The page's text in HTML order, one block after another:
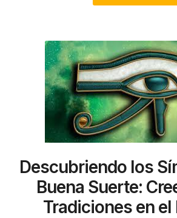
Descubriendo los
Buena Suerte:
Tradiciones en